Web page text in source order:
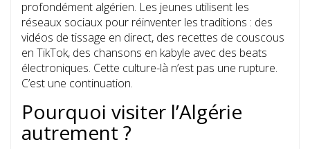
profondément algérien. Les jeunes utilisent les
réseaux sociaux pour réinventer les traditions : des
vidéos de tissage en direct, des recettes de couscous
en TikTok, des chansons en kabyle avec des beats
électroniques. Cette culture-là n’est pas une rupture.
C’est une continuation.
Pourquoi visiter l’Algérie
autrement ?